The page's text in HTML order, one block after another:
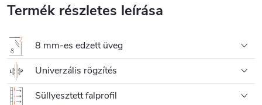
Termék részletes leírása
8 mm-es edzett üveg
Univerzális rögzítés
Süllyesztett falprofil